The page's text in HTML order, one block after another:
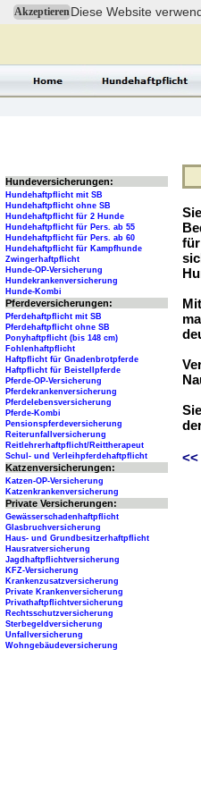
AkzeptierenDiese Website
für
Hundeversicherungen:
Hundehaftpflicht mit SB
Hundehaftpflicht ohne SB
Hundehaftpflicht für 2 Hunde
Hundehaftpflicht für Pers. ab 55
Hundehaftpflicht für Pers. ab 60
Hundehaftpflicht für Kampfhunde
Zwingerhaftpflicht
Hunde-OP-Versicherung
Hundekrankenversicherung
Hunde-Kombi
Pferdeversicherungen:
Pferdehaftpflicht mit SB
Pferdehaftpflicht ohne SB
Ponyhaftpflicht (bis 148 cm)
Fohlenhaftpflicht
Haftpflicht für Gnadenbrotpferde
Haftpflicht für Beistellpferde
Pferde-OP-Versicherung
Pferdekrankenversicherung
Pferdelebensversicherung
Pferde-Kombi
Pensionspferdeversicherung
Reiterunfallversicherung
Reitlehrerhaftpflicht/Reittherapeut
Schul- und Verleihpferdehaftpflicht
Katzenversicherungen:
Katzen-OP-Versicherung
Katzenkrankenversicherung
Private Versicherungen:
Gewässerschadenhaftpflicht
Glasbruchversicherung
Haus- und Grundbesitzerhaftpflicht
Hausratversicherung
Jagdhaftpflichtversicherung
KFZ-Versicherung
Krankenzusatzversicherung
Private Krankenversicherung
Privathaftpflichtversicherung
Rechtsschutzversicherung
Sterbegeldversicherung
Unfallversicherung
Wohngebäudeversicherung